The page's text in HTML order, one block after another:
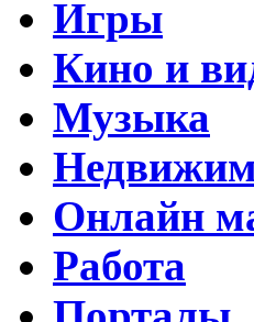
Игры
Кино и
Музыка
Онлайн
Работа